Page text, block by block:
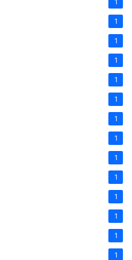
1
1
1
1
1
1
1
1
1
1
1
1
1